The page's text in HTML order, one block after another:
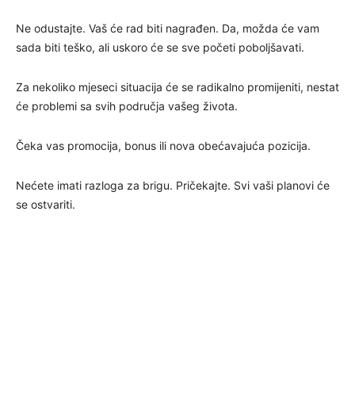
Ne odustajte. Vaš će rad biti nagrađen. Da, možda će vam
sada biti teško, ali uskoro će se sve početi poboljšavati.
Za nekoliko mjeseci situacija će se radikalno promijeniti, nestat
će problemi sa svih područja vašeg života.
Čeka vas promocija, bonus ili nova obećavajuća pozicija.
Nećete imati razloga za brigu. Pričekajte. Svi vaši planovi će
se ostvariti.